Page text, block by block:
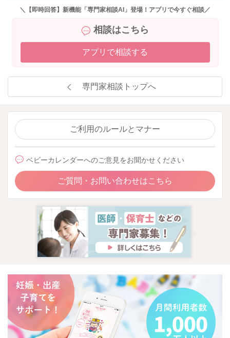
＼【即時回答】新機能「専門家相談AI」登場！アプリで今すぐ相談／
相談はこちら
アプリで相談する
専門家相談トップへ
ご利用のルールとマナー
ベビーカレンダーへのご意見をお聞かせください
ご質問・お問い合わせはこちら